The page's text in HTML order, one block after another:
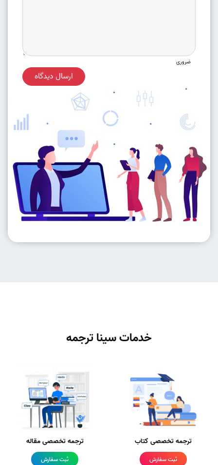
ضروری
ارسال دیدگاه
خدمات سینا ترجمه
ترجمه تخصصی کتاب
ثبت سفارش
ترجمه تخصصی مقاله
ثبت سفارش